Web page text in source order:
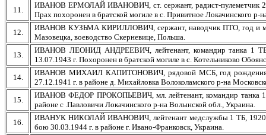
11.
ИВАНОВ ЕРМОЛАЙ ИВАНОВИЧ, ст. сержант, радист-пулеметчик 2
Прах похоронен в братской могиле в с. Привитное Локачинского р-
12.
ИВАНОВ КУЗЬМА КИРИЛЛОВИЧ, сержант, наводчик ПТО, год и
Мазовецка, воеводство Скерневице, Польша.
13.
ИВАНОВ ЛЕОНИД АНДРЕЕВИЧ, лейтенант, командир танка 1
13.07.1943 г. Похоронен в братской могиле в с. Котельниково
14.
ИВАНОВ МИХАИЛ КАПИТОНОВИЧ, рядовой МСБ, год рождения не
27.12.1941 г. в районе д. Михайловка Волоколамского р-на
15.
ИВАНОВ ФЕДОР ПРОКОПЬЕВИЧ, мл. лейтенант, командир танка 1
районе с .Павловичи Локачинского р-на Волынской обл., Украина.
16.
ИВАНУК НИКОЛАЙ ИВАНОВИЧ, лейтенант медслужбы 1 ТБ, 1920
бою 30.03.1944 г. в районе г. Ивано-Франковск, Украина.